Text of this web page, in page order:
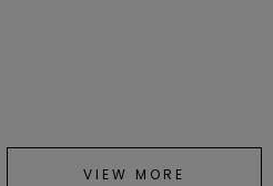
VIEW MORE